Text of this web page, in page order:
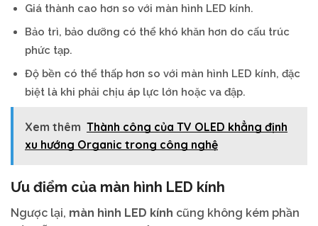
Giá thành cao hơn so với màn hình LED kính.
Bảo trì, bảo dưỡng có thể khó khăn hơn do cấu trúc
phức tạp.
Độ bền có thể thấp hơn so với màn hình LED kính, đặc
biệt là khi phải chịu áp lực lớn hoặc va đập.
Xem thêm Thành công của TV OLED khẳng định
xu hướng Organic trong công nghệ
Ưu điểm của màn hình LED kính
Ngược lại, màn hình LED kính cũng không kém phần